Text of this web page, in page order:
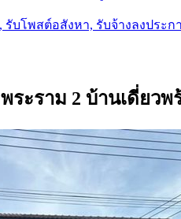
บโพสต์อสังหา, รับจ้างลงประก
ระราม 2 บ้านเดี่ยว